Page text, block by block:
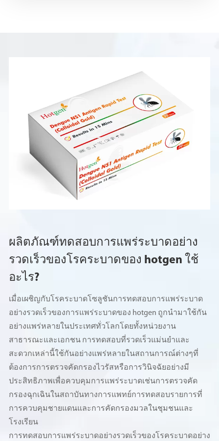
ผลิตภัณฑ์ทดสอบการแพร่ระบาดอย่าง
รวดเร็วของโรคระบาดของ hotgen ใช้
อะไร?
เมื่อเผชิญกับโรคระบาดโซลูชันการทดสอบการแพร่ระบาด
อย่างรวดเร็วของการแพร่ระบาดของ hotgen ถูกนำมาใช้กัน
อย่างแพร่หลายในประเทศทั่วโลกโดยทั้งหน่วยงาน
สาธารณะและเอกชน การทดสอบที่รวดเร็วแม่นยำและ
สะดวกเหล่านี้ใช้กันอย่างแพร่หลายในสถานการณ์ต่างๆที่
ต้องการการตรวจคัดกรองไวรัสหรือการวินิจฉัยอย่างมี
ประสิทธิภาพเพื่อควบคุมการแพร่ระบาดเช่นการตรวจคัด
กรองฉุกเฉินในสถาบันทางการแพทย์การทดสอบรายการที่
การควบคุมชายแดนและการคัดกรองมวลในชุมชนและ
โรงเรียน
การทดสอบการแพร่ระบาดอย่างรวดเร็วของโรคระบาดอย่าง